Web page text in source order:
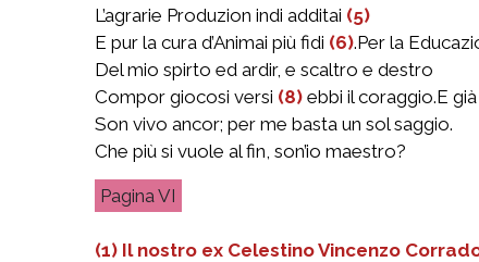
L’agrarie Produzion indi additai (5)
E pur la cura d’Animai più fidi (6).Per la
Del mio spirto ed ardir, e scaltro e destro
Compor giocosi versi (8) ebbi il coraggio.E
Son vivo ancor; per me basta un sol saggio.
Che più si vuole al fin, son’io maestro?
VI
(1) Il nostro ex Celestino Vincenzo